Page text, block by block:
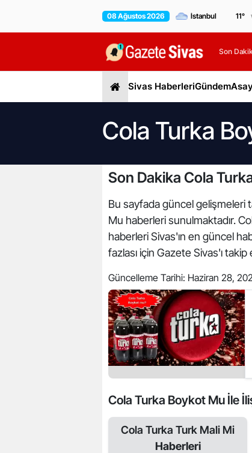
08 Ağustos 2026 11°
Son
Sivas HaberleriGündem
Cola Turka
Son Dakika Cola
Bu sayfada güncel gelişmeleri
Mu haberleri sunulmaktadır.
haberleri Sivas'ın en güncel
fazlası için Gazete Sivas'ı
Güncelleme Tarihi: Haziran 28,
Cola Turka Boykot Mu İle
Cola Turka Turk Mali Mi
Haberleri